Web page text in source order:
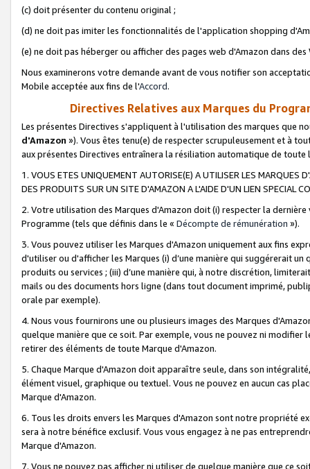
(c) doit présenter du contenu original ;
(d) ne doit pas imiter les fonctionnalités de l'application shopping
(e) ne doit pas héberger ou afficher des pages web d'Amazon dans
Nous examinerons votre demande avant de vous notifier son
Mobile acceptée aux fins de l'Accord.
Directives Relatives aux Marques du
Les présentes Directives s'appliquent à l'utilisation des marques que
d'Amazon »). Vous êtes tenu(e) de respecter scrupuleusement et à
aux présentes Directives entraînera la résiliation automatique de
1. VOUS ETES UNIQUEMENT AUTORISE(E) A UTILISER LES MARQUES
DES PRODUITS SUR UN SITE D'AMAZON A L'AIDE D'UN LIEN SPECIAL
2. Votre utilisation des Marques d'Amazon doit (i) respecter la
Programme (tels que définis dans le « Décompte de rémunération »).
3. Vous pouvez utiliser les Marques d'Amazon uniquement aux fins
d'utiliser ou d'afficher les Marques (i) d’une manière qui suggérerait
produits ou services ; (iii) d’une manière qui, à notre discrétion,
mails ou des documents hors ligne (dans tout document imprimé,
orale par exemple).
4. Nous vous fournirons une ou plusieurs images des Marques
quelque manière que ce soit. Par exemple, vous ne pouvez ni
retirer des éléments de toute Marque d'Amazon.
5. Chaque Marque d'Amazon doit apparaître seule, dans son
élément visuel, graphique ou textuel. Vous ne pouvez en aucun cas
Marque d'Amazon.
6. Tous les droits envers les Marques d'Amazon sont notre propriété
sera à notre bénéfice exclusif. Vous vous engagez à ne pas
Marque d'Amazon.
7. Vous ne pouvez pas afficher ni utiliser de quelque manière que ce